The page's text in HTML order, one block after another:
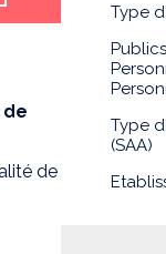
de
de
Type
Type
(SAA)